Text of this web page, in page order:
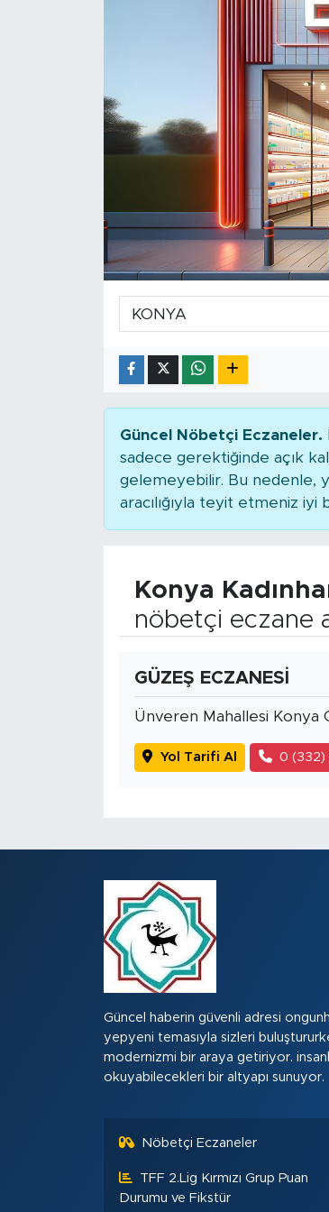
Güncel Nöbetçi Eczaneler.
sadece gerektiğinde açık
gelemeyebilir. Bu nedenle,
aracılığıyla teyit etmeniz iyi
Konya
nöbetçi eczane
GÜZEŞ ECZANESİ
Ünveren Mahallesi Konya
Yol Tarifi Al 0 (332)
Güncel haberin güvenli adresi
yepyeni temasıyla sizleri
modernizmi bir araya getiriyor.
okuyabilecekleri bir altyapı sunuyor.
Nöbetçi Eczaneler
TFF 2.Lig Kırmızı Grup Puan
Durumu ve Fikstür